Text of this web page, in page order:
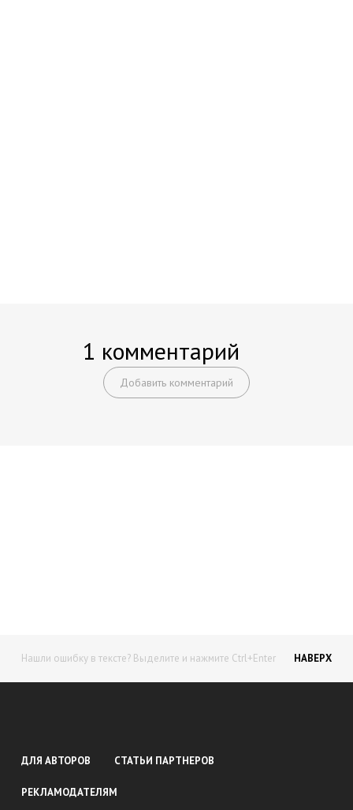
1 комментарий
Добавить комментарий
Нашли ошибку в тексте? Выделите и нажмите Ctrl+Enter НАВЕРХ
ДЛЯ АВТОРОВ СТАТЬИ ПАРТНЕРОВ
РЕКЛАМОДАТЕЛЯМ